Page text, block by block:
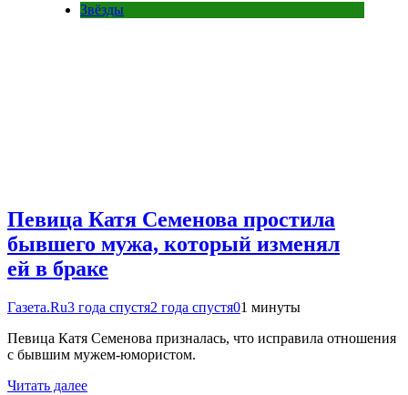
Звёзды
Певица Катя Семенова простила
бывшего мужа, который изменял
ей в браке
Газета.Ru3 года спустя2 года спустя01 минуты
Певица Катя Семенова призналась, что исправила отношения
с бывшим мужем-юмористом.
Читать далее